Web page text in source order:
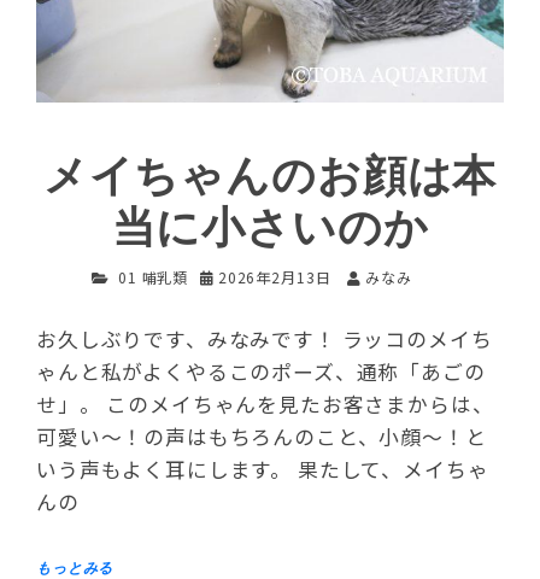
メイちゃんのお顔は本
当に小さいのか
01 哺乳類 2026年2月13日 みなみ
お久しぶりです、みなみです！ ラッコのメイち
ゃんと私がよくやるこのポーズ、通称「あごの
せ」。 このメイちゃんを見たお客さまからは、
可愛い～！の声はもちろんのこと、小顔～！と
いう声もよく耳にします。 果たして、メイちゃ
んの